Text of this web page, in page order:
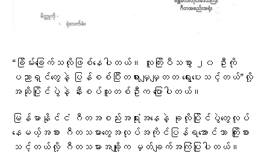
“ခြိမ်းခြေက်သလိုဖြစ်နေပါတယ်။ လူကြိးပီသစွာ ၂၀ ဦးကို
ပညာရှင်တွေနဲ့ ပြန်စစ်ပြီးတရားမျှမျှတတ ရွေးပေးသင့်တယ်”လို့
အဆိုပြိုင်ပွဲနဲ့ နီးစပ်သူတစ်ဦးက ပြောပါတယ်။
မြန်မာနိုင်ငံ ဂီတအစည်းအရုံးအနေနဲ့ ခုလိုပြိုင်ပွဲတွေလုပ်
နေမယ့်အစား ဂီတသမားတွေအလုပ်အကိုင်ပြန်ရအောင်သာ ကြိုးစား
သင့်တယ်လို့ ဂီတသမားအချို့က မှတ်ချက်အကြံပြုပါတယ်။